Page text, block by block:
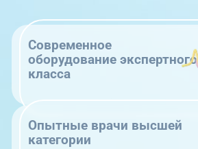
Современное
оборудование экспертного
класса
Опытные врачи высшей
категории